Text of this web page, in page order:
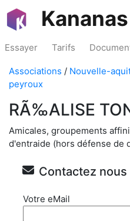
Kananas
Essayer Tarifs
Associations / Nouvelle-
peyroux
RÃ‰ALISE
Amicales, groupements
d'entraide (hors défense de
Contactez nous
Votre eMail